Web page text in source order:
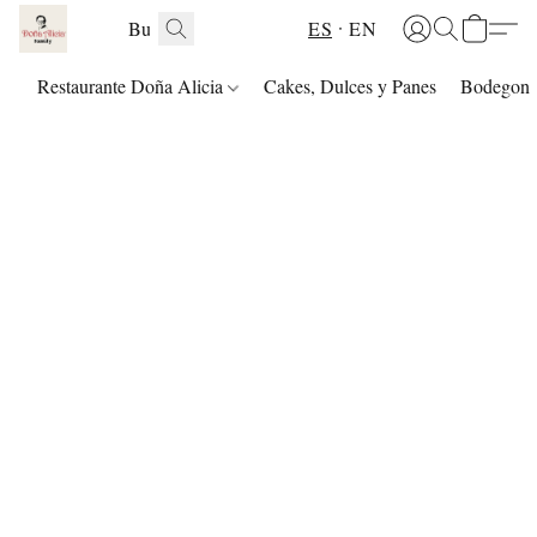
ES EN
Restaurante Doña Alicia Cakes, Dulces y Panes Bodegon